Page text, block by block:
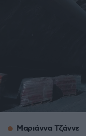
Μαριάννα Τζάννε